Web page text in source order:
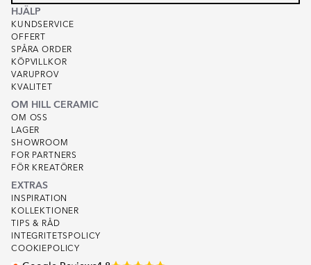
HJÄLP
KUNDSERVICE
OFFERT
SPÅRA ORDER
KÖPVILLKOR
VARUPROV
KVALITET
OM HILL CERAMIC
OM OSS
LAGER
SHOWROOM
FOR PARTNERS
FÖR KREATÖRER
EXTRAS
INSPIRATION
KOLLEKTIONER
TIPS & RÅD
INTEGRITETSPOLICY
COOKIEPOLICY